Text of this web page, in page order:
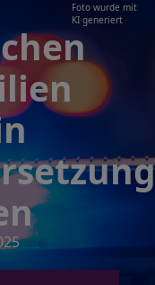
Foto wurde mit
KI generiert